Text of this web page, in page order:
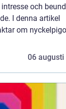
och
I denna artikel
om
06 augusti